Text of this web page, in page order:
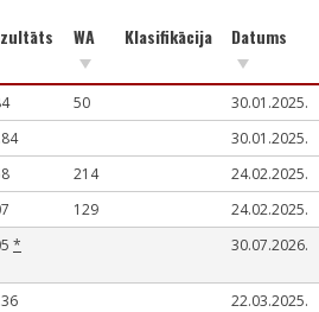
WA Klasifikācija Datums
50 30.01.2025.
30.01.2025.
214 24.02.2025.
129 24.02.2025.
* 30.07.2026.
22.03.2025.